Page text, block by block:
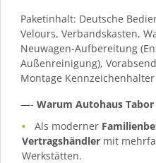
Paketinhalt: Deutsche
Velours, Verbandskasten,
Neuwagen-Aufbereitung
Außenreinigung),
Montage Kennzeichenhalter
—- Warum Autohaus Tabor
Als moderner
Vertragshändler mit
Werkstätten.